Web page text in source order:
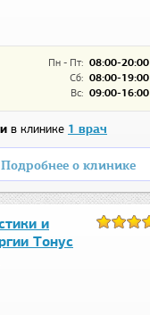
Пн - Пт: 08:00-20:00
Сб: 08:00-19:00
Вс: 09:00-16:00
в клинике 1 врач
Подробнее о клинике
и
Тонус